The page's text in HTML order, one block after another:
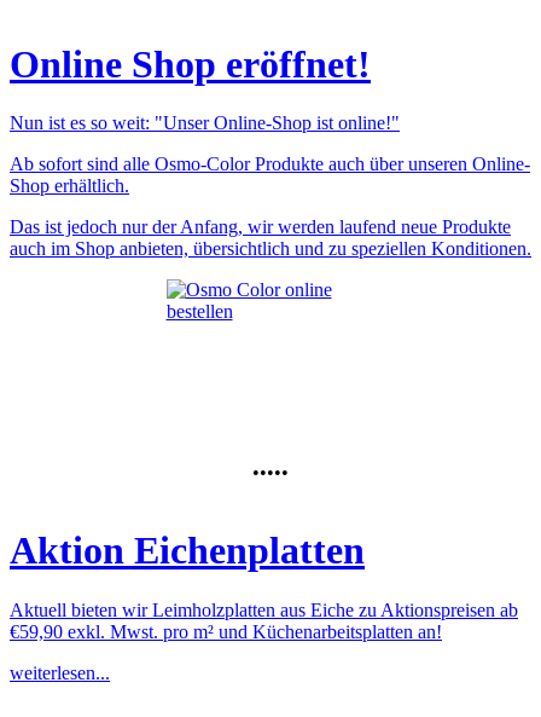
Online Shop eröffnet!
Nun ist es so weit: "Unser Online-Shop ist online!"
Ab sofort sind alle Osmo-Color Produkte auch über unseren Online-
Shop erhältlich.
Das ist jedoch nur der Anfang, wir werden laufend neue Produkte
auch im Shop anbieten, übersichtlich und zu speziellen Konditionen.
•••••
Aktion Eichenplatten
Aktuell bieten wir Leimholzplatten aus Eiche zu Aktionspreisen ab
€59,90 exkl. Mwst. pro m² und Küchenarbeitsplatten an!
weiterlesen...